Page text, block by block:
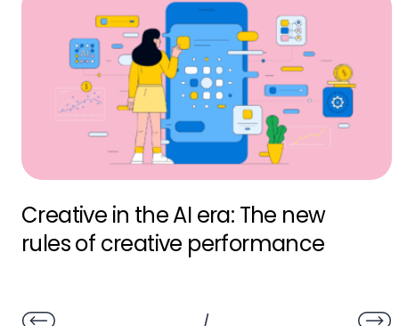
Creative in the AI era: The new
rules of creative performance
/